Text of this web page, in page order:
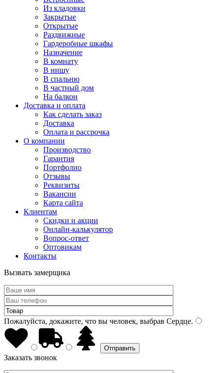
Из кладовки
Закрытые
Открытые
Раздвижные
Гардеробные шкафы
Назначение
В комнату
В нишу
В спальню
В частный дом
На балкон
Доставка и оплата
Как сделать заказ
Доставка
Оплата и рассрочка
О компании
Производство
Гарантия
Портфолио
Отзывы
Реквизиты
Вакансии
Карта сайта
Клиентам
Скидки и акции
Онлайн-калькулятор
Вопрос-ответ
Оптовикам
Контакты
Вызвать замерщика
Пожалуйста, докажите, что вы человек, выбрав Сердце.
Заказать звонок